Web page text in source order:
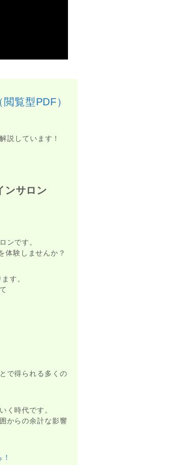
覧型PDF）
説しています！
ンサロン
ンです。
体験しませんか？
す。
で得られる多くの
く時代です。
からの余計な影響